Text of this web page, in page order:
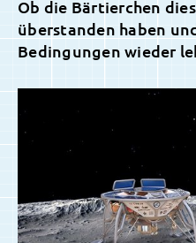
Ob die Bärtierchen
überstanden haben
Bedingungen wieder